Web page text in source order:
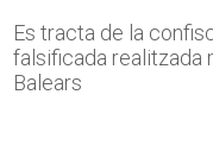
Es tracta de la
falsificada realitzada
Balears